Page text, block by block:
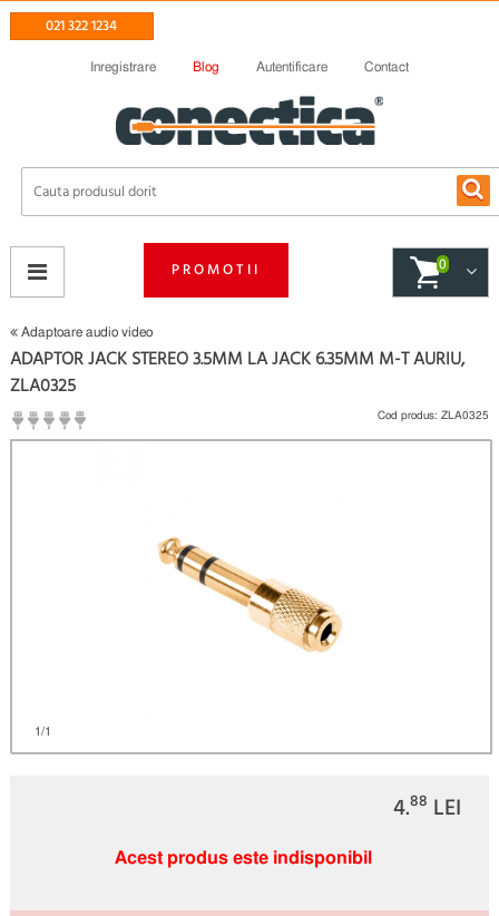
021 322 1234
Inregistrare Blog Autentificare Contact
PROMOTII 0
Adaptoare audio video
1/1
ADAPTOR JACK STEREO 3.5MM LA JACK 6.35MM M-T AURIU,
ZLA0325
(
Cod produs: ZLA0325
4.88 LEI
Acest produs este indisponibil